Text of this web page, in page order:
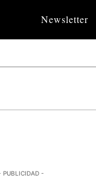
Newsletter
PUBLICIDAD -